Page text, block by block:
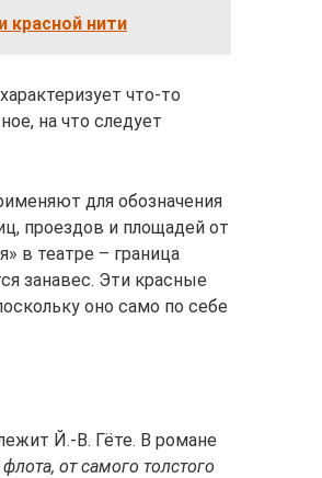
красной нити
что-то
на что следует
для обозначения
проездов и площадей от
в театре – граница
занавес. Эти красные
оно само по себе
Й.-В. Гёте. В романе
от самого толстого